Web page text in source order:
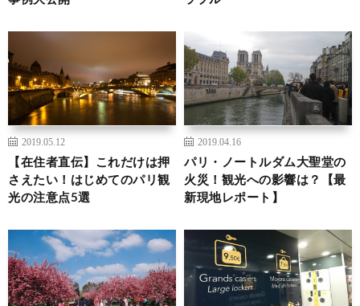
2019.05.12
【在住者直伝】これだけは押
さえたい！はじめてのパリ観
光の注意点5選
2019.04.16
パリ・ノートルダム大聖堂の
火災！観光への影響は？【最
新現地レポート】